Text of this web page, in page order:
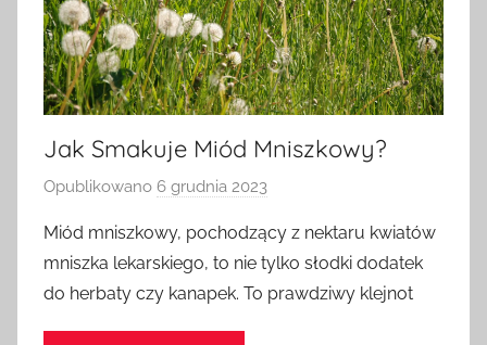
Jak Smakuje Miód Mniszkowy?
Opublikowano 6 grudnia 2023
z
e
z
Miód mniszkowy, pochodzący z nektaru kwiatów
mniszka lekarskiego, to nie tylko słodki dodatek
do herbaty czy kanapek. To prawdziwy klejnot